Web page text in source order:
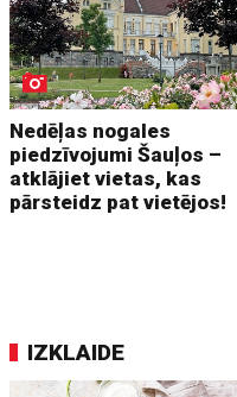
Nedēļas nogales
piedzīvojumi Šauļos –
atklājiet vietas, kas
pārsteidz pat vietējos!
IZKLAIDE